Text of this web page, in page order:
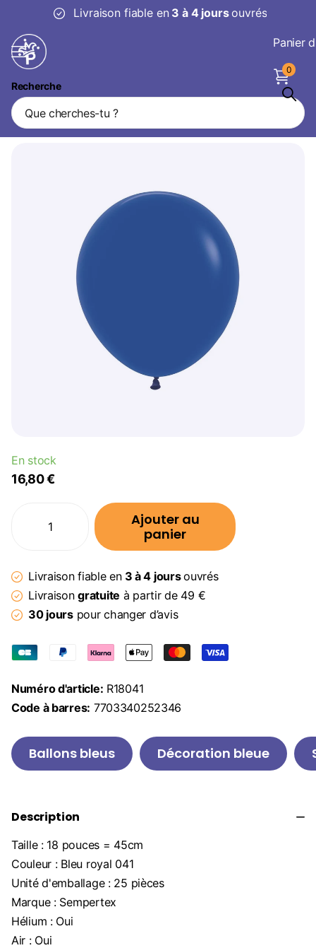
Livraison fiable en 3 à 4 joursouvrés
Recherche
Panier
0
Ballons Bleu Royal 45cm 25pcs
Marque Sempertex
En stock
16,80 €
Ajouter au
panier
Livraison fiable en3 à 4 joursouvrés
Livraisongratuite à partir de 49 €
30 jourspour changer d’avis
Numéro d'article: R18041
Code à barres: 7703340252346
Ballons bleus Décoration bleue
Description
Taille : 18 pouces = 45cm
Couleur : Bleu royal 041
Unité d'emballage : 25 pièces
Marque : Sempertex
Hélium : Oui
Air : Oui